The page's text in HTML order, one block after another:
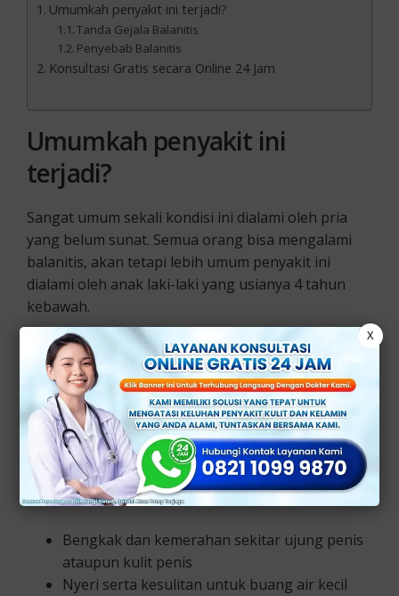
Umumkah penyakit ini terjadi?
Tanda Gejala Balanitis
Penyebab Balanitis
Konsultasi Gratis secara Online 24 Jam
Umumkah penyakit ini
terjadi?
Sangat umum sekali kondisi ini dialami oleh pria
yang belum sunat. Semua orang bisa mengalami
balanitis, akan tetapi lebih umum penyakit ini
dialami oleh anak laki-laki yang usianya 4 tahun
kebawah.
Meskipun seperti itu, penyakit ini juga bisa
menyerang pada pria yang sudah sunat.
Tanda Gejala Balanitis
Berikut tanda gejala balanitis yang bisa terjadi
adalah sebagai berikut:
Bengkak dan kemerahan sekitar ujung penis
ataupun kulit penis
Nyeri serta kesulitan untuk buang air kecil
X